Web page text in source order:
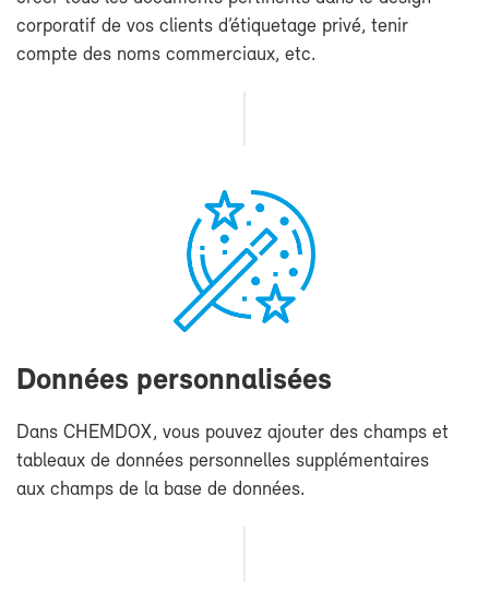
cor­po­ra­tif de vos clients d’éti­que­tage pri­vé, te­nir
compte des noms com­mer­ciaux, etc.
Don­nées per­son­na­li­sées
Dans CHEM­DOX, vous pou­vez ajou­ter des champs et
ta­bleaux de don­nées per­son­nelles sup­plé­men­taires
aux champs de la base de don­nées.